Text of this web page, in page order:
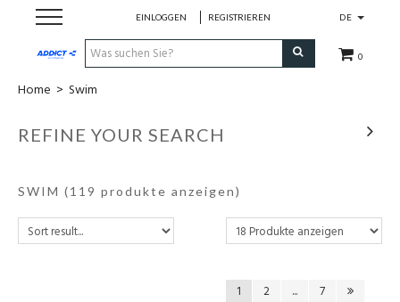
DE
0
EINLOGGEN REGISTRIEREN
Cadeaubon
Loopschoenen
Run
Swim
Home > Swim
REFINE YOUR SEARCH
SWIM (119 produkte anzeigen)
1 2 ... 7